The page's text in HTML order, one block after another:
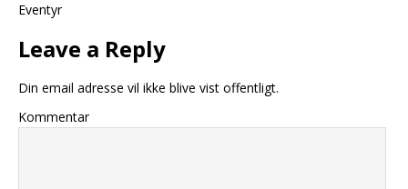
Eventyr
Leave a Reply
Din email adresse vil ikke blive vist offentligt.
Kommentar